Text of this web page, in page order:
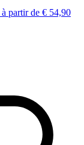
à partir de € 54,90